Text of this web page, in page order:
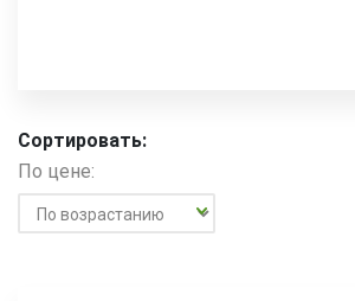
Сортировать:
По цене: